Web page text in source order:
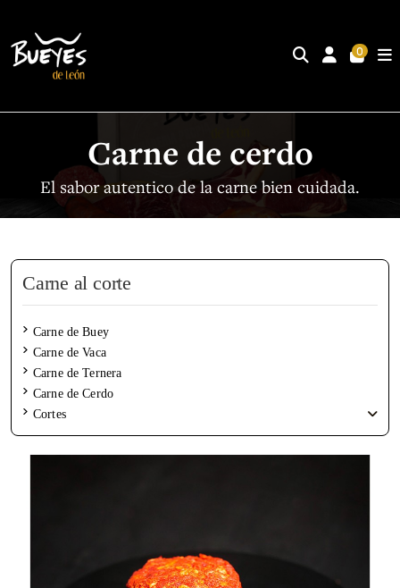
0
Carne de Cerdo
Carne de cerdo
El sabor autentico de la carne bien cuidada.
Carne al corte
Carne de Buey
Carne de Vaca
Carne de Ternera
Carne de Cerdo
Cortes